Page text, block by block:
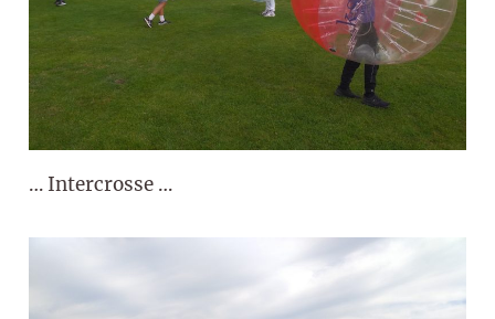
… Intercrosse …